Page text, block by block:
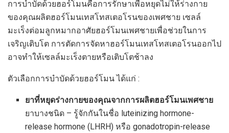
การบำบัดด้วยฮอร์โมนคือการรักษาเพื่อหยุดไม่ให้ร่างกาย
ของคุณผลิตฮอร์โมนเทสโทสเตอโรนของเพศชาย เซลล์
มะเร็งต่อมลูกหมากอาศัยฮอร์โมนเพศชายเพื่อช่วยในการ
เจริญเติบโต การตัดการจัดหาฮอร์โมนเทสโทสเตอโรนออกไป
อาจทำให้เซลล์มะเร็งตายหรือเติบโตช้าลง
ตัวเลือกการบำบัดด้วยฮอร์โมน ได้แก่ :
ยาที่หยุดร่างกายของคุณจากการผลิตฮอร์โมนเพศชาย
ยาบางชนิด – รู้จักกันในชื่อ luteinizing hormone-
release hormone (LHRH) หรือ gonadotropin-release